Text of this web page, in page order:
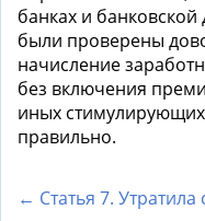
банках и банковской
были проверены
начисление
без включения
иных
правильно.
← Статья 7. Утратила